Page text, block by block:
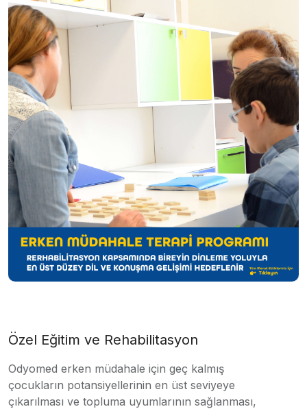
Özel Eğitim ve Rehabilitasyon
Odyomed erken müdahale için geç kalmış
çocukların potansiyellerinin en üst seviyeye
çıkarılması ve topluma uyumlarının sağlanması,